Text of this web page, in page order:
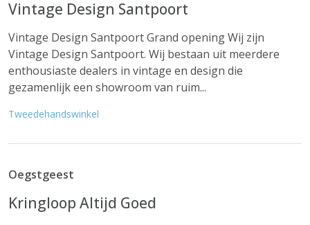
Vintage Design Santpoort
Vintage Design Santpoort Grand opening Wij zijn
Vintage Design Santpoort. Wij bestaan uit meerdere
enthousiaste dealers in vintage en design die
gezamenlijk een showroom van ruim...
Tweedehandswinkel
Oegstgeest
Kringloop Altijd Goed